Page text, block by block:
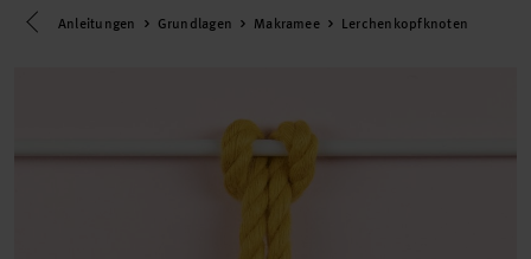
Eine Kategorie zurück navigieren
Anleitungen Grundlagen Makramee Lerchenkopfknoten